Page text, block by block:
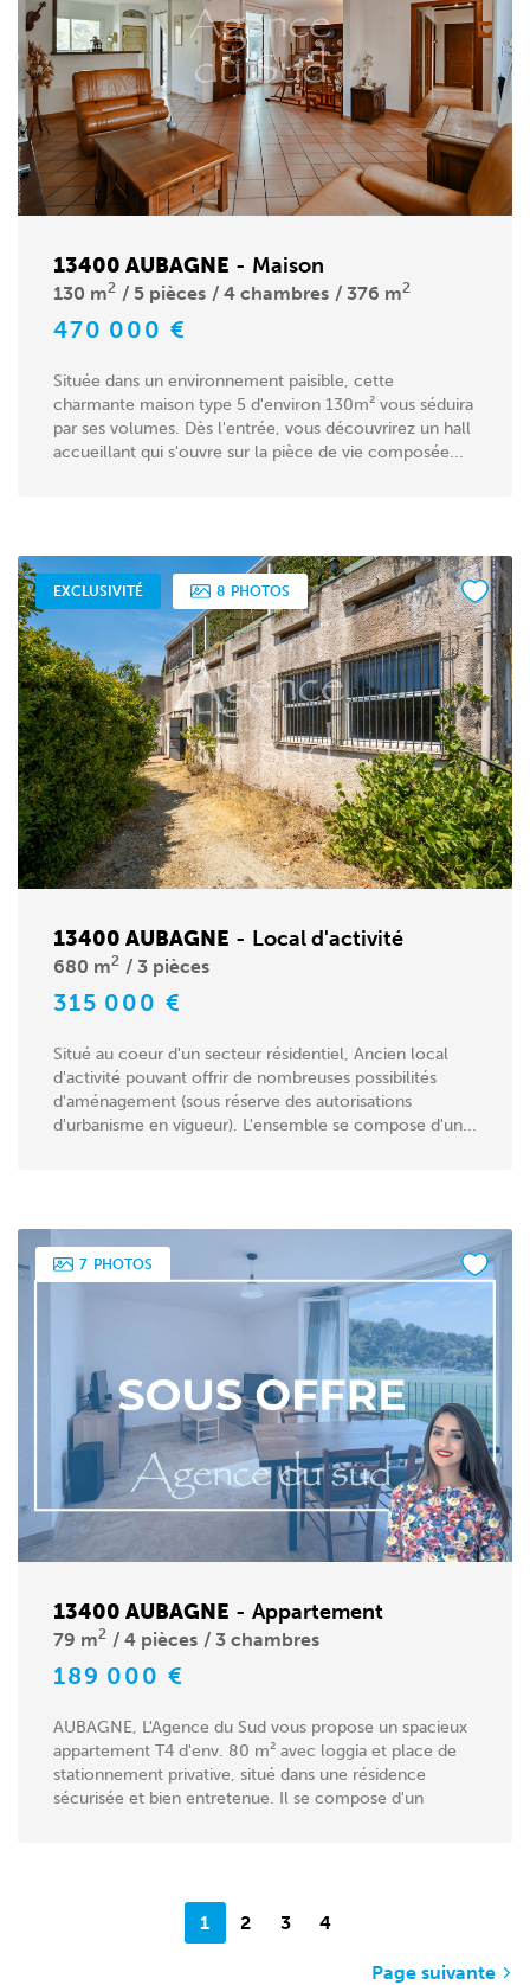
13400 AUBAGNE - Maison
130 m2 5 pièces 4 chambres 376 m2
470 000 €
Située dans un environnement paisible, cette
charmante maison type 5 d'environ 130m² vous séduira
par ses volumes. Dès l'entrée, vous découvrirez un hall
accueillant qui s'ouvre sur la pièce de vie composée...
EXCLUSIVITÉ 8 PHOTOS
13400 AUBAGNE - Local d'activité
680 m2 3 pièces
315 000 €
Situé au coeur d'un secteur résidentiel, Ancien local
d'activité pouvant offrir de nombreuses possibilités
d'aménagement (sous réserve des autorisations
d'urbanisme en vigueur). L'ensemble se compose d'un...
7 PHOTOS
13400 AUBAGNE - Appartement
79 m2 4 pièces 3 chambres
189 000 €
AUBAGNE, L'Agence du Sud vous propose un spacieux
appartement T4 d'env. 80 m² avec loggia et place de
stationnement privative, situé dans une résidence
sécurisée et bien entretenue. Il se compose d'un
1 2 3 4
Page suivante